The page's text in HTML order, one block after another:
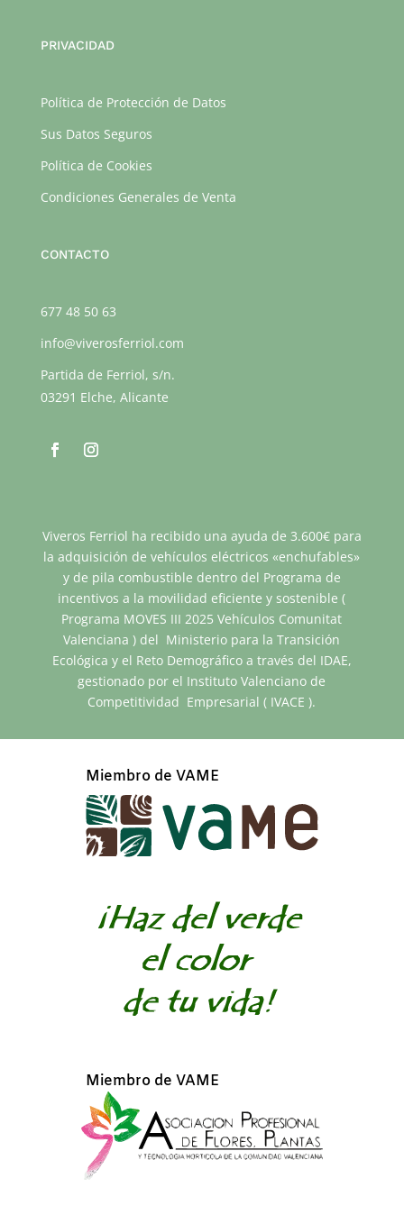
PRIVACIDAD
Política de Protección de Datos
Sus Datos Seguros
Política de Cookies
Condiciones Generales de Venta
CONTACTO
677 48 50 63
info@viverosferriol.com
Partida de Ferriol, s/n.
03291 Elche, Alicante
Viveros Ferriol ha recibido una ayuda de 3.600€ para
la adquisición de vehículos eléctricos «enchufables»
y de pila combustible dentro del Programa de
incentivos a la movilidad eficiente y sostenible (
Programa MOVES III 2025 Vehículos Comunitat
Valenciana ) del Ministerio para la Transición
Ecológica y el Reto Demográfico a través del IDAE,
gestionado por el Instituto Valenciano de
Competitividad Empresarial ( IVACE ).
Miembro de VAME
Miembro de VAME